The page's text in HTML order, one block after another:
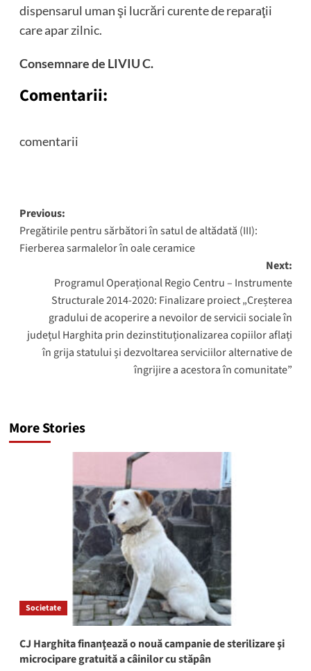
dispensarul uman şi lucrări curente de reparaţii
care apar zilnic.
Consemnare de LIVIU C.
Comentarii:
comentarii
Post
navigation
Previous:
Pregătirile pentru sărbători în satul de altădată (III):
Fierberea sarmalelor în oale ceramice
Next:
Programul Operațional Regio Centru – Instrumente
Structurale 2014-2020: Finalizare proiect „Creșterea
gradului de acoperire a nevoilor de servicii sociale în
județul Harghita prin dezinstituționalizarea copiilor aflați
în grija statului și dezvoltarea serviciilor alternative de
îngrijire a acestora în comunitate”
More Stories
Societate
CJ Harghita finanţează o nouă campanie de sterilizare şi
microcipare gratuită a câinilor cu stăpân